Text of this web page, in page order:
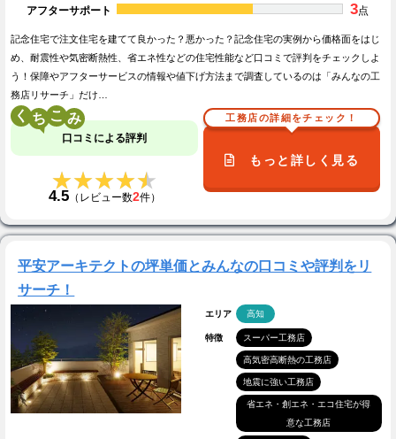
アフターサポート
3点
記念住宅で注文住宅を建てて良かった？悪かった？記念住宅の実例から価格面をはじ
め、耐震性や気密断熱性、省エネ性などの住宅性能など口コミで評判をチェックしよ
う！保障やアフターサービスの情報や値下げ方法まで調査しているのは「みんなの工
務店リサーチ」だけ…
く こ
口コミによる評判
★★★★★
★★★★★
4.5（レビュー数2件）
工務店の詳細をチェック！
もっと詳しく見る
平安アーキテクトの坪単価とみんなの口コミや評判をリ
サーチ！
エリア 高知
特徴 スーパー工務店
高気密高断熱の工務店
地震に強い工務店
省エネ・創エネ・エコ住宅が得
意な工務店